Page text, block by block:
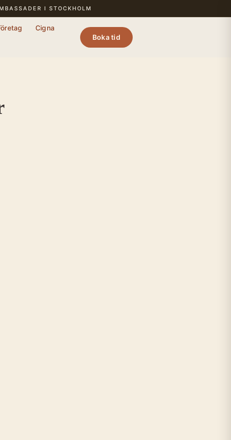
I STOCKHOLM
Cigna
Boka tid